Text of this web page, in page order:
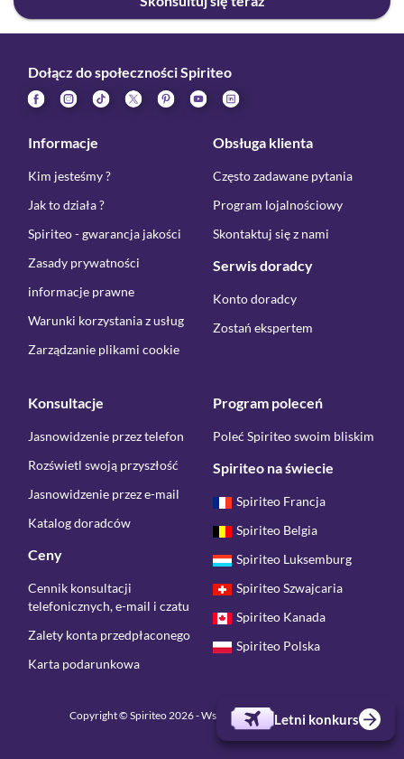
Letni konkurs
Dołącz do społeczności Spiriteo
Informacje
Kim jesteśmy ?
Jak to działa ?
Spiriteo - gwarancja jakości
Zasady prywatności
informacje prawne
Warunki korzystania z usług
Zarządzanie plikami cookie
Obsługa klienta
Często zadawane pytania
Program lojalnościowy
Skontaktuj się z nami
Serwis doradcy
Konto doradcy
Zostań ekspertem
Konsultacje
Jasnowidzenie przez telefon
Rozświetl swoją przyszłość
Jasnowidzenie przez e-mail
Katalog doradców
Ceny
Cennik konsultacji
telefonicznych, e-mail i czatu
Zalety konta przedpłaconego
Karta podarunkowa
Program poleceń
Poleć Spiriteo swoim bliskim
Spiriteo na świecie
Spiriteo Francja
Spiriteo Belgia
Spiriteo Luksemburg
Spiriteo Szwajcaria
Spiriteo Kanada
Spiriteo Polska
Copyright © Spiriteo 2026 - Wszelkie prawa zastrzeżone